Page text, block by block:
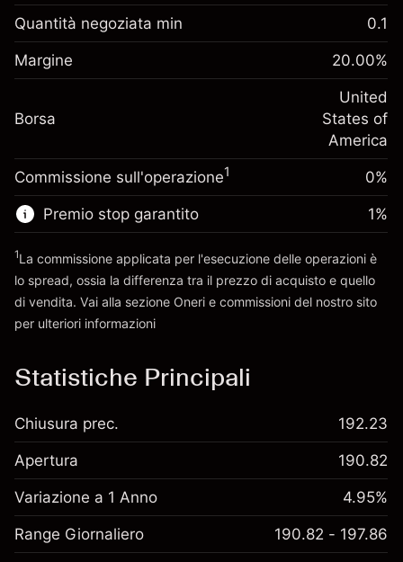
investimento
Adeguamento
finanziamento overnight
Oneri per l'intero valore della
-0.021568
%
(-$1.08)
Dimensione dell'operazione a leva
Denaro da leva ~
$4,000.00
Vai alla piattaforma
Margine. Il tuo
investimento
$1,000.00
posizione
-0.000654
%
(-$0.03)
Dimensione dell'operazione a leva
~$5,000.00
Denaro da leva ~
Vai alla piattaforma
Quantità negoziata min 0.1
Margine 20.00%
Borsa
United
States of
America
Commissione sull'operazione1 0%
Premio stop garantito 1%
1La commissione applicata per l'esecuzione delle operazioni è
lo spread, ossia la differenza tra il prezzo di acquisto e quello
di vendita. Vai alla sezione Oneri e commissioni del nostro sito
per ulteriori informazioni
Statistiche Principali
Chiusura prec. 192.23
Apertura 190.82
Variazione a 1 Anno 4.95%
Range Giornaliero 190.82 - 197.86